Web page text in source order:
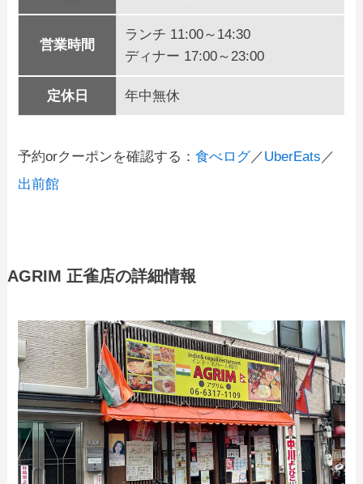
営業時間
ランチ 11:00～14:30
ディナー 17:00～23:00
定休日 年中無休
予約orクーポンを確認する：食べログ／UberEats ／
出前館
AGRIM 正雀店の詳細情報